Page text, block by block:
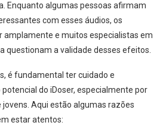
Enquanto algumas pessoas afirmam
com esses áudios, os
amplamente e muitos especialistas em
questionam a validade desses efeitos.
é fundamental ter cuidado e
do iDoser, especialmente por
Aqui estão algumas razões
estar atentos: